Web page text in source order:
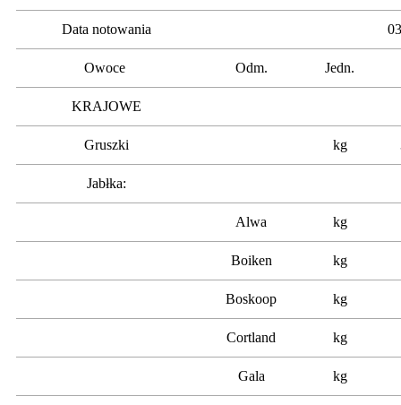
Data notowania
Owoce Odm. Jedn.
KRAJOWE
Gruszki kg
Jabłka:
Alwa kg
Boiken kg
Boskoop kg
Cortland kg
Gala kg